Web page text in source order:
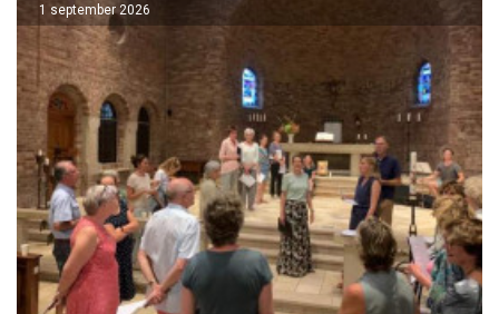
1 september 2026